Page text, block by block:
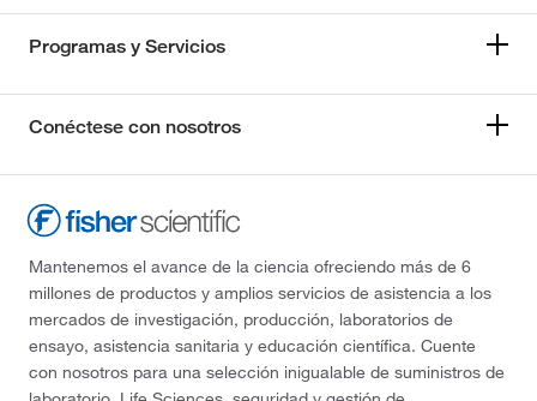
Programas y Servicios
Conéctese con nosotros
Mantenemos el avance de la ciencia ofreciendo más de 6
millones de productos y amplios servicios de asistencia a los
mercados de investigación, producción, laboratorios de
ensayo, asistencia sanitaria y educación científica. Cuente
con nosotros para una selección inigualable de suministros de